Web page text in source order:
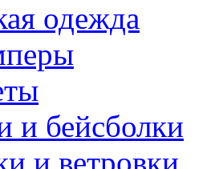
одежда
и бейсболки